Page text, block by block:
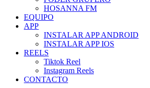
HOSANNA FM
EQUIPO
APP
INSTALAR APP ANDROID
INSTALAR APP IOS
REELS
Tiktok Reel
Instagram Reels
CONTACTO